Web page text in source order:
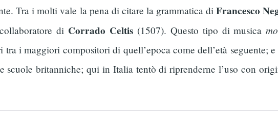
Tra i molti vale la pena di citare la grammatica diFrancesco
di Corrado Celtis (1507). Questo tipo di musica
i maggiori compositori di quell’epoca come dell’età seguente;
britanniche; qui in Italia tentò di riprenderne l’uso con